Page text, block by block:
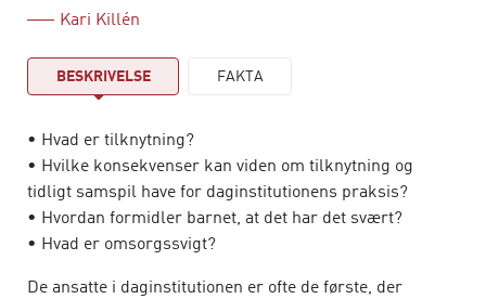
Kari Killén
BESKRIVELSE FAKTA
• Hvad er tilknytning?
• Hvilke konsekvenser kan viden om tilknytning og
tidligt samspil have for daginstitutionens praksis?
• Hvordan formidler barnet, at det har det svært?
• Hvad er omsorgssvigt?
De ansatte i daginstitutionen er ofte de første, der